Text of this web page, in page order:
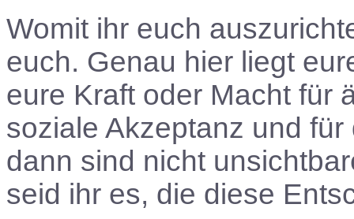
Womit ihr euch
euch. Genau hier liegt
eure Kraft oder Macht für
soziale Akzeptanz und
dann sind nicht
seid ihr es, die diese